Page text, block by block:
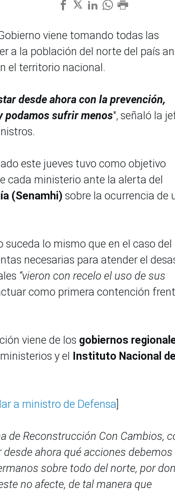
viene tomando todas las
a la población del norte del país
el territorio nacional.
desde ahora con la prevención,
podamos sufrir menos", señaló la
este jueves tuvo como objetivo
cada ministerio ante la alerta del
(Senamhi) sobre la ocurrencia de
lo mismo que en el caso del
necesarias para atender el
“vieron con recelo el uso de sus
como primera contención
viene de los gobiernos
y el Instituto Nacional de
a ministro de Defensa]
de Reconstrucción Con Cambios,
ahora qué acciones debemos
sobre todo del norte, por
no afecte, de tal manera que